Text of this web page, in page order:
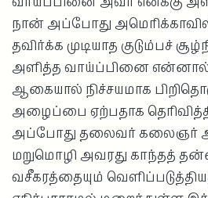
நான் அப்போது
தவிர்க்க முடியாத குடும்பச்
அளித்த வாய்ப்பினை என்னால்
ஆகையால் நிச்சயமாக
அழைப்பை ஏற்பதாக
அப்போது தலைவர் கலைஞர்
மறுமொழி அவரது காந்தத்
வசீகரத்தையும்